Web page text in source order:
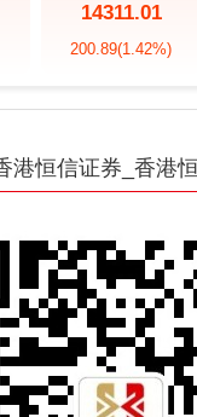
14311.01
200.89(1.42%)
港恒信证券_香港